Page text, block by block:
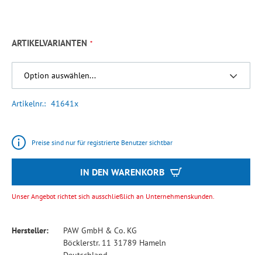
ARTIKELVARIANTEN
Artikelnr. 41641x
Preise sind nur für registrierte Benutzer sichtbar
IN DEN WARENKORB
Unser Angebot richtet sich ausschließlich an Unternehmenskunden.
Hersteller:
PAW GmbH & Co. KG
Böcklerstr. 11 31789 Hameln